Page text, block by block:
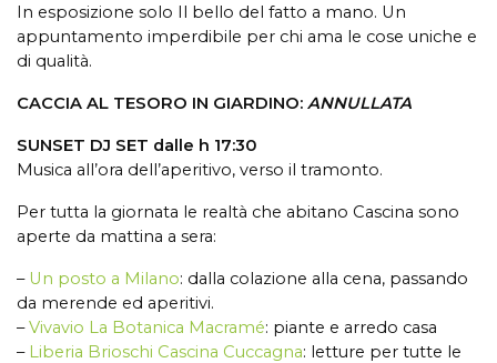
In esposizione solo Il bello del fatto a mano. Un
appuntamento imperdibile per chi ama le cose uniche e
di qualità.
CACCIA AL TESORO IN GIARDINO: ANNULLATA
SUNSET DJ SET dalle h 17:30
Musica all’ora dell’aperitivo, verso il tramonto.
Per tutta la giornata le realtà che abitano Cascina sono
aperte da mattina a sera:
– Un posto a Milano: dalla colazione alla cena, passando
da merende ed aperitivi.
–Vivavio La Botanica Macramé: piante e arredo casa
– Liberia Brioschi Cascina Cuccagna: letture per tutte le